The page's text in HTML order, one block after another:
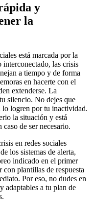
y
la
está marcada por la
interconectado, las crisis
a tiempo y de forma
en hacerte con el
extenderse. La
silencio. No dejes que
lo logren por tu inactividad.
la situación y está
de ser necesario.
en redes sociales
los sistemas de alerta,
indicado en el primer
plantillas de respuesta
Por eso, no dudes en
adaptables a tu plan de